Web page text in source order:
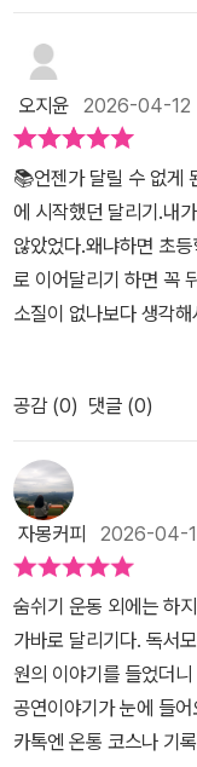
그 다정함이 사람을 움직이게 한다. 느린 달리
아니다. 오히려 내 삶의
계속 빨리 가자고 등을
다._p72 _'완벽해야 안전해“라는 목소리는 늘 정답처럼 들리지만,
그건 불안이 자기 존재를 키
릴 수 없게 된다고 해도
지’우리는 인생이 무너
는 그저 운동화 끈을
오늘 하루를 버틸 나를
는 것이 아니라, 계속
와닿았어요. 완벽해지기
달린다는 그 고백이 무
움으로써 채워지는 것들
이기도 해요.머릿속을
가려는 욕심의 무게를
각과 주변의 풍경을 발
의 통찰들을 담담하면
제 마음의 무게도 조금은 가벼
것은 상실에 대한 두려
지 않겠다’는 단단한 약
아가고, 멈춰야 할 때는
마음...결국 이 책은 우리
달리기는 트랙 위에서만 일어나는 일이 아니에요.우리 삶 자체가
하나의 긴 러닝이죠. 숨
서 함께 뛰어주는 든든
달리지 않아도 좋아요.
만 있다면요. 여러분의
오지윤 2026-04-12
📚언젠가 달릴 수 없
에 시작했던 달리기.내
않았었다.왜냐하면 초
로 이어달리기 하면 꼭
소질이 없나보다 생각
을 헐떡이며 달렸었다.
힘든정도?ㅎㅎ 러닝할
기분이 정말로 최고조
달릴 수 없게 된다 해도
도착하자마자 쭉 읽었
의 예기치 못한 ‘멈춤’
닝 전도사’인 안정은님
통을 느꼈다고 한다. 그
말 공감됐어요.마음이
읽으면 많은 도움을 받
공받아 작성한 서평입
서평단 #안정은에세이
공감 (0) 댓글 (0)
자몽커피 2026-04-
숨쉬기 운동 외에는 하
가바로 달리기다. 독서
원의 이야기를 들었더
공연이야기가 눈에 들어오기 시작했다.
카톡엔 온통 코스나 기